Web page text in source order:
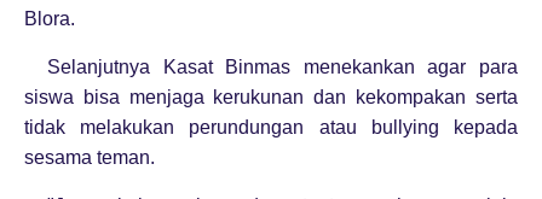
Blora.
Selanjutnya Kasat Binmas menekankan agar para
siswa bisa menjaga kerukunan dan kekompakan serta
tidak melakukan perundungan atau bullying kepada
sesama teman.